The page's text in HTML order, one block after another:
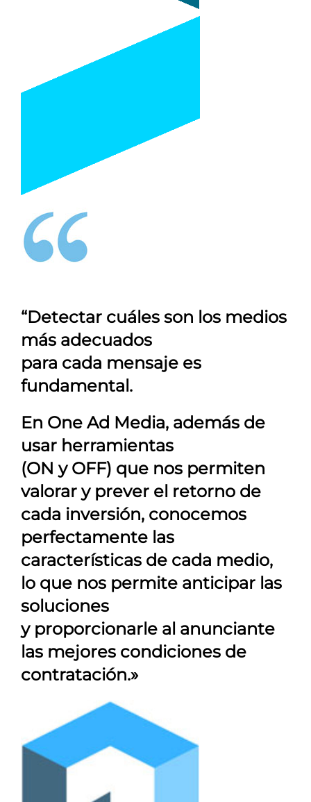
“Detectar cuáles son los medios
más adecuados
para cada mensaje es
fundamental.
En One Ad Media, además de
usar herramientas
(ON y OFF) que nos permiten
valorar y prever el retorno de
cada inversión, conocemos
perfectamente las
características de cada medio,
lo que nos permite anticipar las
soluciones
y proporcionarle al anunciante
las mejores condiciones de
contratación.»